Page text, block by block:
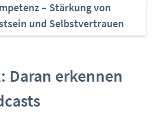
– Stärkung von
und Selbstvertrauen
Daran erkennen